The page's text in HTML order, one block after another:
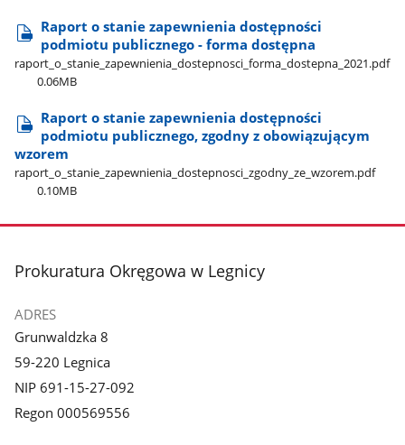
Raport o stanie zapewnienia dostępności
podmiotu publicznego - forma dostępna
raport​_o​_stanie​_zapewnienia​_dostepnosci​_forma​_dostepna​_2021.pdf
0.06MB
Raport o stanie zapewnienia dostępności
podmiotu publicznego, zgodny z obowiązującym
wzorem
raport​_o​_stanie​_zapewnienia​_dostepnosci​_zgodny​_ze​_wzorem.pdf
0.10MB
stopka
Prokuratura Okręgowa w Legnicy
ADRES
Grunwaldzka 8
59-220 Legnica
NIP 691-15-27-092
Regon 000569556